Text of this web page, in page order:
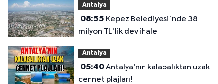
Antalya
08:55
milyon TL'lik dev ihale
Antalya
05:40Antalya’nın kalabalıktan uzak
cennet plajları!